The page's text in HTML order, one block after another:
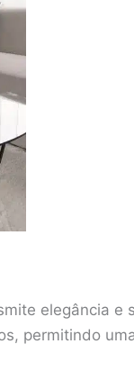
elegância
permitindo